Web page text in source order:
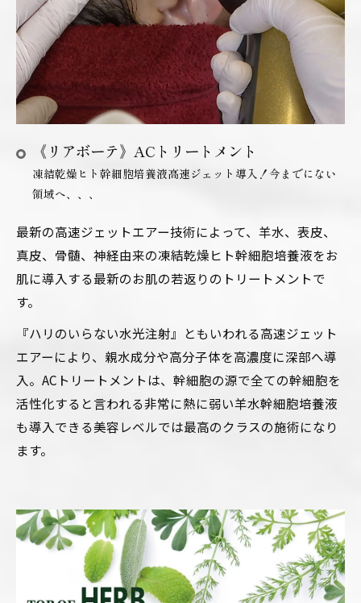
《リアボーテ》ACトリートメント
凍結乾燥ヒト幹細胞培養液高速ジェット導入！今までにない
領域へ、、、
最新の高速ジェットエアー技術によって、羊水、表皮、
真皮、骨髄、神経由来の凍結乾燥ヒト幹細胞培養液をお
肌に導入する最新のお肌の若返りのトリートメントで
す。
『ハリのいらない水光注射』ともいわれる高速ジェット
エアーにより、親水成分や高分子体を高濃度に深部へ導
入。ACトリートメントは、幹細胞の源で全ての幹細胞を
活性化すると言われる非常に熱に弱い羊水幹細胞培養液
も導入できる美容レベルでは最高のクラスの施術になり
ます。